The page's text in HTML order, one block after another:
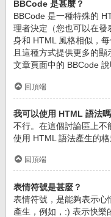
BBCode 是甚麼？
BBCode 是一種特殊的
理者決定（您也可以在發
身和 HTML 風格相似，
且這種方式提供更多的
文章頁面中的 BBCode 說
回頂端
我可以使用 HTML 語法嗎
不行。在這個討論區上
使用 HTML 語法產生的
回頂端
表情符號是甚麼？
表情符號，是能夠表示
產生，例如，:) 表示快樂